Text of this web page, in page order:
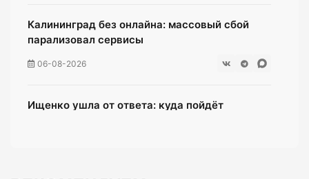
Калининград без онлайна: массовый сбой
парализовал сервисы
06-08-2026
Ищенко ушла от ответа: куда пойдёт